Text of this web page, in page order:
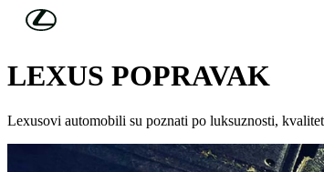
Skip to Main Content
VLASNICI
LEXUS POPRAVAK
Lexusovi automobili su poznati po luksuznosti,